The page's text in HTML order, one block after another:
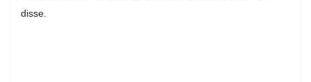
disse.